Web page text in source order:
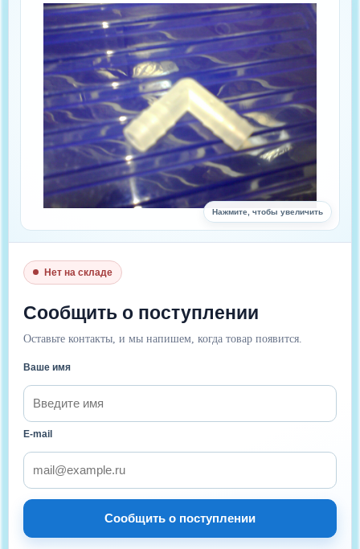
Нажмите, чтобы увеличить
Нет на складе
Сообщить о поступлении
Оставьте контакты, и мы напишем, когда товар появится.
Ваше имя
E-mail
Сообщить о поступлении